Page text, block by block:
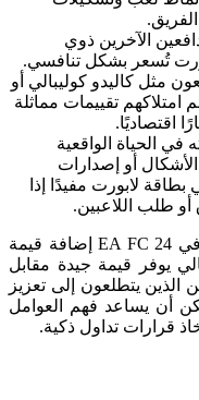
الآخرين ذوي
تُسعر بشكل تنافسي.
مثل كاليدو كوليبالي أو
تقييمات مماثلة
اقتصاديًا.
في الحياة الواقعية
أو إصدارات
لابورت مفيدًا إذا
طلب اللاعبين.
في الختام، تُعتبر بطاقة إيمريك لابورت في EA FC 24 إضافة قيمة
يوفر قيمة جيدة مقابل
الذين يتطلعون إلى تعزيز
أن يساعد فهم العوامل
قرارات تداول ذكية.